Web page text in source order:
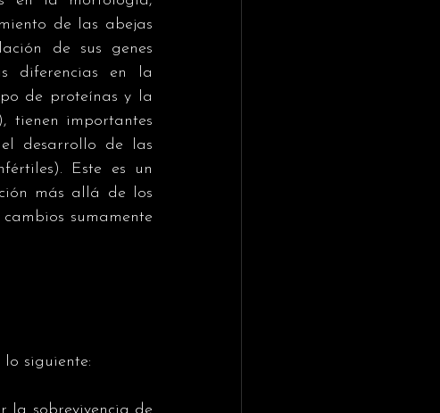
de las abejas
de sus genes
diferencias en la
de proteínas y la
tienen importantes
desarrollo de las
Este es un
más allá de los
sumamente
siguiente: